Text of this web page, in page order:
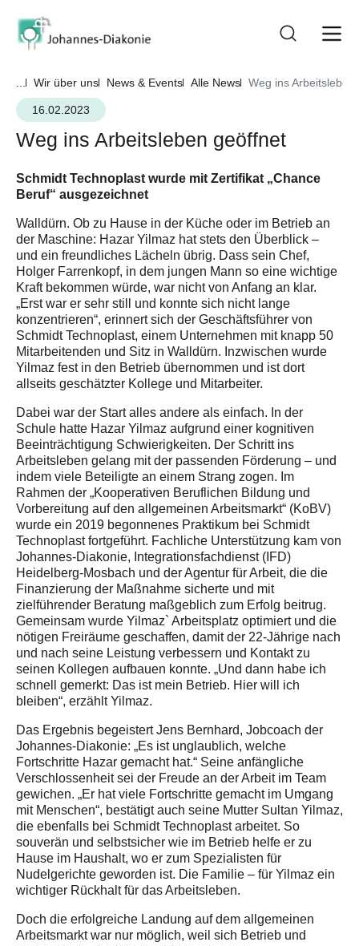
... Wir über uns News & Events Alle News Weg ins Arbeitsleben
16.02.2023
Weg ins Arbeitsleben geöffnet
Schmidt Technoplast wurde mit Zertifikat „Chance
Beruf“ ausgezeichnet
Walldürn. Ob zu Hause in der Küche oder im Betrieb an
der Maschine: Hazar Yilmaz hat stets den Überblick –
und ein freundliches Lächeln übrig. Dass sein Chef,
Holger Farrenkopf, in dem jungen Mann so eine wichtige
Kraft bekommen würde, war nicht von Anfang an klar.
„Erst war er sehr still und konnte sich nicht lange
konzentrieren“, erinnert sich der Geschäftsführer von
Schmidt Technoplast, einem Unternehmen mit knapp 50
Mitarbeitenden und Sitz in Walldürn. Inzwischen wurde
Yilmaz fest in den Betrieb übernommen und ist dort
allseits geschätzter Kollege und Mitarbeiter.
Dabei war der Start alles andere als einfach. In der
Schule hatte Hazar Yilmaz aufgrund einer kognitiven
Beeinträchtigung Schwierigkeiten. Der Schritt ins
Arbeitsleben gelang mit der passenden Förderung – und
indem viele Beteiligte an einem Strang zogen. Im
Rahmen der „Kooperativen Beruflichen Bildung und
Vorbereitung auf den allgemeinen Arbeitsmarkt“ (KoBV)
wurde ein 2019 begonnenes Praktikum bei Schmidt
Technoplast fortgeführt. Fachliche Unterstützung kam von
Johannes-Diakonie, Integrationsfachdienst (IFD)
Heidelberg-Mosbach und der Agentur für Arbeit, die die
Finanzierung der Maßnahme sicherte und mit
zielführender Beratung maßgeblich zum Erfolg beitrug.
Gemeinsam wurde Yilmaz` Arbeitsplatz optimiert und die
nötigen Freiräume geschaffen, damit der 22-Jährige nach
und nach seine Leistung verbessern und Kontakt zu
seinen Kollegen aufbauen konnte. „Und dann habe ich
schnell gemerkt: Das ist mein Betrieb. Hier will ich
bleiben“, erzählt Yilmaz.
Das Ergebnis begeistert Jens Bernhard, Jobcoach der
Johannes-Diakonie: „Es ist unglaublich, welche
Fortschritte Hazar gemacht hat.“ Seine anfängliche
Verschlossenheit sei der Freude an der Arbeit im Team
gewichen. „Er hat viele Fortschritte gemacht im Umgang
mit Menschen“, bestätigt auch seine Mutter Sultan Yilmaz,
die ebenfalls bei Schmidt Technoplast arbeitet. So
souverän und selbstsicher wie im Betrieb helfe er zu
Hause im Haushalt, wo er zum Spezialisten für
Nudelgerichte geworden ist. Die Familie – für Yilmaz ein
wichtiger Rückhalt für das Arbeitsleben.
Doch die erfolgreiche Landung auf dem allgemeinen
Arbeitsmarkt war nur möglich, weil sich Betrieb und